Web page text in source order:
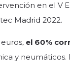
en el V
Madrid 2022.
el 60%
y